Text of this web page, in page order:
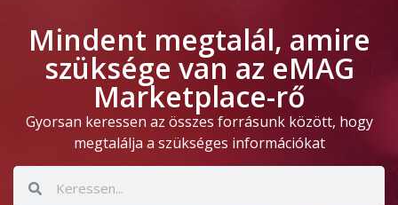
Mindent megtalál, amire
szüksége van az eMAG
Marketplace-rő
Gyorsan keressen az összes forrásunk között, hogy
megtalálja a szükséges információkat